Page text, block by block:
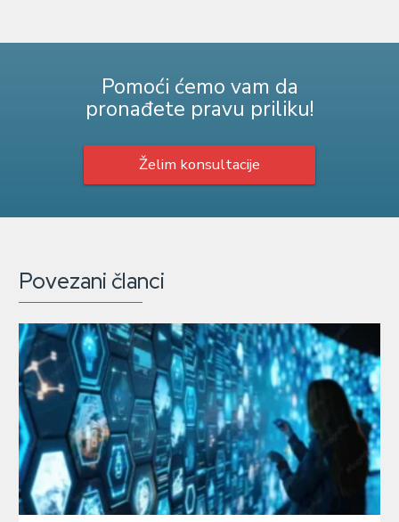
Pomoći ćemo vam da
pronađete pravu priliku!
Želim konsultacije
Povezani članci